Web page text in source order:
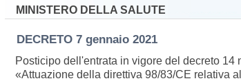
MINISTERO DELLA SALUTE
DECRETO 7 gennaio 2021
Posticipo dell'entrata in vigore del decreto
«Attuazione della direttiva 98/83/CE relativa